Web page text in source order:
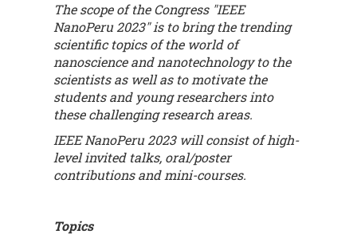
The scope of the Congress "IEEE
NanoPeru 2023" is to bring the trending
scientific topics of the world of
nanoscience and nanotechnology to the
scientists as well as to motivate the
students and young researchers into
these challenging research areas.
IEEE NanoPeru 2023 will consist of high-
level invited talks, oral/poster
contributions and mini-courses.
Topics